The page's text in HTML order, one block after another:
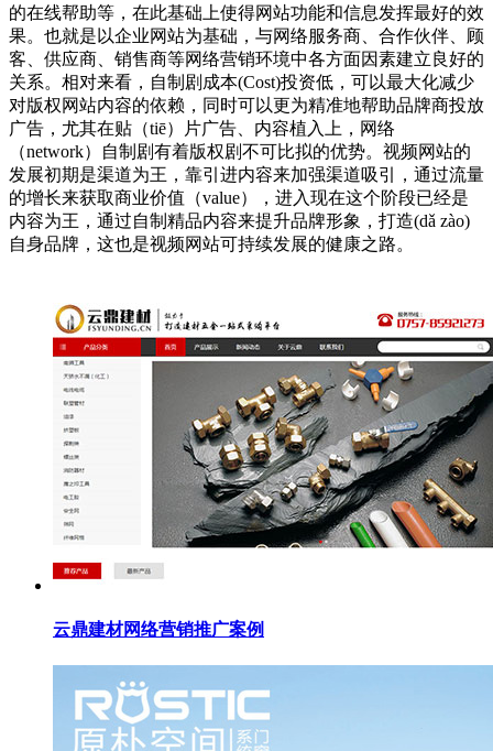
的在线帮助等，在此基础上使得网站功能和信息发挥最好的效
果。也就是以企业网站为基础，与网络服务商、合作伙伴、顾
客、供应商、销售商等网络营销环境中各方面因素建立良好的
关系。相对来看，自制剧成本(Cost)投资低，可以最大化减少
对版权网站内容的依赖，同时可以更为精准地帮助品牌商投放
广告，尤其在贴（tiē）片广告、内容植入上，网络
（network）自制剧有着版权剧不可比拟的优势。视频网站的
发展初期是渠道为王，靠引进内容来加强渠道吸引，通过流量
的增长来获取商业价值（value），进入现在这个阶段已经是
内容为王，通过自制精品内容来提升品牌形象，打造(dǎ zào)
自身品牌，这也是视频网站可持续发展的健康之路。
云鼎建材网络营销推广案例